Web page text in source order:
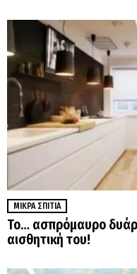
ΜΙΚΡΆ ΣΠΊΤΙΑ
Το… ασπρόμαυρο
αισθητική του!